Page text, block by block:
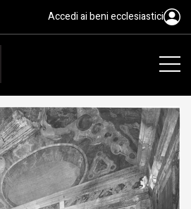
d'argento/ carta,
Accedi ai beni ecclesiastici